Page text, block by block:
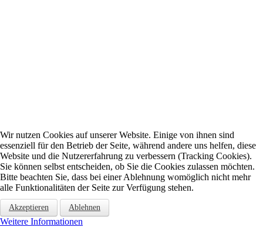
Wir nutzen Cookies auf unserer Website. Einige von ihnen sind
essenziell für den Betrieb der Seite, während andere uns helfen, diese
Website und die Nutzererfahrung zu verbessern (Tracking Cookies).
Sie können selbst entscheiden, ob Sie die Cookies zulassen möchten.
Bitte beachten Sie, dass bei einer Ablehnung womöglich nicht mehr
alle Funktionalitäten der Seite zur Verfügung stehen.
Akzeptieren Ablehnen
Weitere Informationen